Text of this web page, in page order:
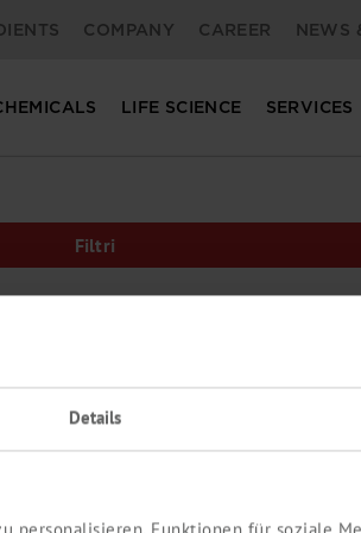
Details
COMPANY CAREER NEWS
LIFE SCIENCE SERVICES
Filtri